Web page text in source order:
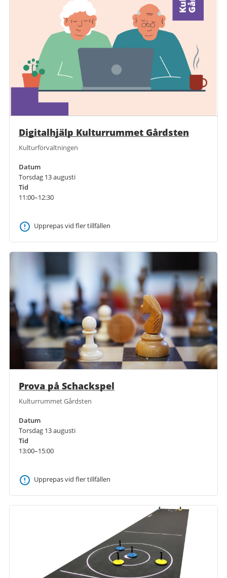
Digitalhjälp Kulturrummet Gårdsten
Kulturförvaltningen
Datum
Torsdag 13 augusti
Tid
11:00–12:30
Upprepas vid fler tillfällen
Prova på Schackspel
Kulturrummet Gårdsten
Datum
Torsdag 13 augusti
Tid
13:00–15:00
Upprepas vid fler tillfällen